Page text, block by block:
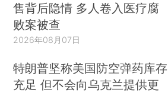
售背后隐情 多人卷入医疗腐
败案被查
2026年08月07日
特朗普坚称美国防空弹药库存
充足 但不会向乌克兰提供更